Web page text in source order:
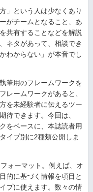
」という人は少なくあり
がチームとなること、あ
共有することなどを解説
ネタがあって、相談でき
わからない」が本音でし
筆用のフレームワークを
レームワークがあると、
を未経験者に伝えるツー
待できます。今回は、
をベースに、本誌読者用
イプ別に2種類公開しま
ォーマット。例えば、オ
的に基づく情報を項目と
プに使えます。数々の情